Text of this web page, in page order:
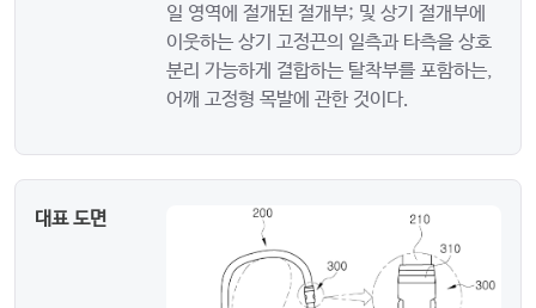
일 영역에 절개된 절개부; 및 상기 절개부에
이웃하는 상기 고정끈의 일측과 타측을 상호
분리 가능하게 결합하는 탈착부를 포함하는,
어깨 고정형 목발에 관한 것이다.
대표 도면